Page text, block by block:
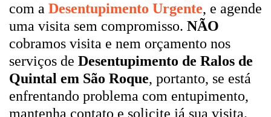
com a Desentupimento Urgente, e agende
uma visita sem compromisso. NÃO
cobramos visita e nem orçamento nos
serviços de Desentupimento de Ralos de
Quintal em São Roque, portanto, se está
enfrentando problema com entupimento,
mantenha contato e solicite já sua visita.